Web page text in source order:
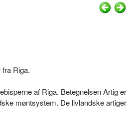
Riga.
af Riga. Betegnelsen Artig er
møntsystem. De livlandske artiger